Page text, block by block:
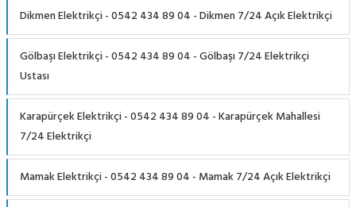
Dikmen Elektrikçi - 0542 434 89 04 - Dikmen 7/24 Açık Elektrikçi
Gölbaşı Elektrikçi - 0542 434 89 04 - Gölbaşı 7/24 Elektrikçi
Ustası
Karapürçek Elektrikçi - 0542 434 89 04 - Karapürçek Mahallesi
7/24 Elektrikçi
Mamak Elektrikçi - 0542 434 89 04 - Mamak 7/24 Açık Elektrikçi